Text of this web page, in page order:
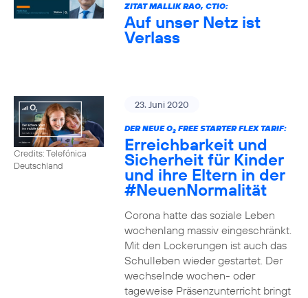
ZITAT MALLIK RAO, CTIO:
Auf unser Netz ist
Verlass
Credits: Telefónica
Deutschland
23. Juni 2020
DER NEUE O2FREE STARTER FLEX TARIF:
Erreichbarkeit und
Sicherheit für Kinder
und ihre Eltern in der
#NeuenNormalität
Corona hatte das soziale Leben
wochenlang massiv eingeschränkt.
Mit den Lockerungen ist auch das
Schulleben wieder gestartet. Der
wechselnde wochen- oder
tageweise Präsenzunterricht bringt